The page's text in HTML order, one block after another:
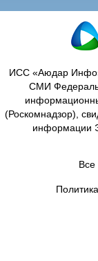
ИСС «Аюдар Инфо»
СМИ
(Роскомнадзор),
информации